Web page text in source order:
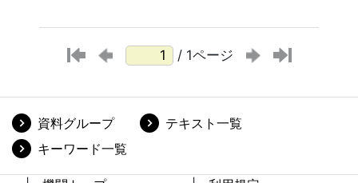
/ 1ページ
資料グループ
テキスト一覧
キーワード一覧